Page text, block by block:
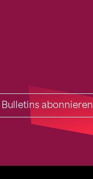
abonnieren